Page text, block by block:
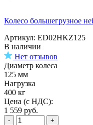
Колесо большегрузное
Артикул: ED02HKZ125
В наличии
Нет отзывов
Диаметр колеса
125 мм
Нагрузка
400 кг
Цена (с НДС):
1 559 руб.
- +